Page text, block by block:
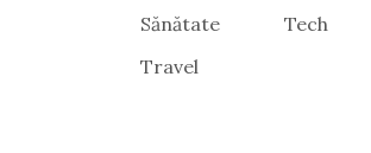
Sănătate
Tech
Travel